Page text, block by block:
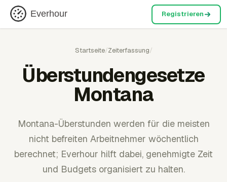
Everhour Registrieren
Startseite/Zeiterfassung/
Überstundengesetze
Montana
Montana-Überstunden werden für die meisten
nicht befreiten Arbeitnehmer wöchentlich
berechnet; Everhour hilft dabei, genehmigte Zeit
und Budgets organisiert zu halten.